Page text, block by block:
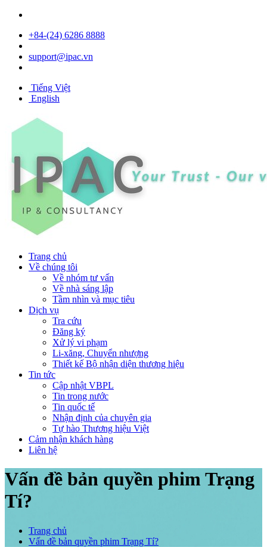
+84- (24) 6286 8888
support@ipac.vn
Tiếng Việt
English
Trang chủ
Về chúng tôi
Về nhóm tư vấn
Về nhà sáng lập
Tầm nhìn và mục tiêu
Dịch vụ
Tra cứu
Đăng ký
Xử lý vi phạm
Li-xăng, Chuyển nhượng
Thiết kế Bộ nhận diện thương hiệu
Tin tức
Cập nhật VBPL
Tin trong nước
Tin quốc tế
Nhận định của chuyên gia
Tự hào Thương hiệu Việt
Cảm nhận khách hàng
Liên hệ
Vấn đề bản quyền phim Trạng
Tí?
Trang chủ
Vấn đề bản quyền phim Trạng Tí?